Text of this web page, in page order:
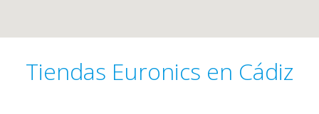
Tiendas Euronics en Cádiz